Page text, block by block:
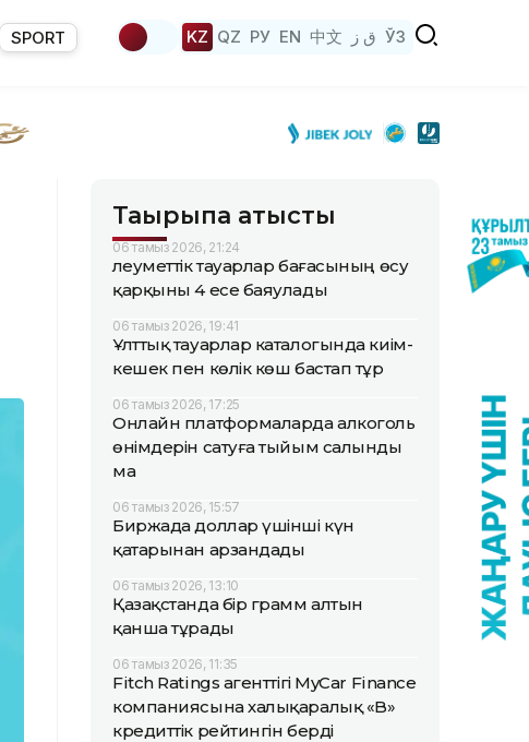
SPORT KZ QZ РУ EN 中文 ق ز ЎЗ
Тақырыпқа қатысты
06 тамыз 2026, 21:24
Әлеуметтік тауарлар бағасының өсу
қарқыны 4 есе баяулады
06 тамыз 2026, 19:41
Ұлттық тауарлар каталогында киім-
кешек пен көлік көш бастап тұр
06 тамыз 2026, 17:25
Онлайн платформаларда алкоголь
өнімдерін сатуға тыйым салынды
ма
06 тамыз 2026, 15:57
Биржада доллар үшінші күн
қатарынан арзандады
06 тамыз 2026, 13:10
Қазақстанда бір грамм алтын
қанша тұрады
06 тамыз 2026, 11:35
Fitch Ratings агенттігі MyCar Finance
компаниясына халықаралық «B»
кредиттік рейтингін берді